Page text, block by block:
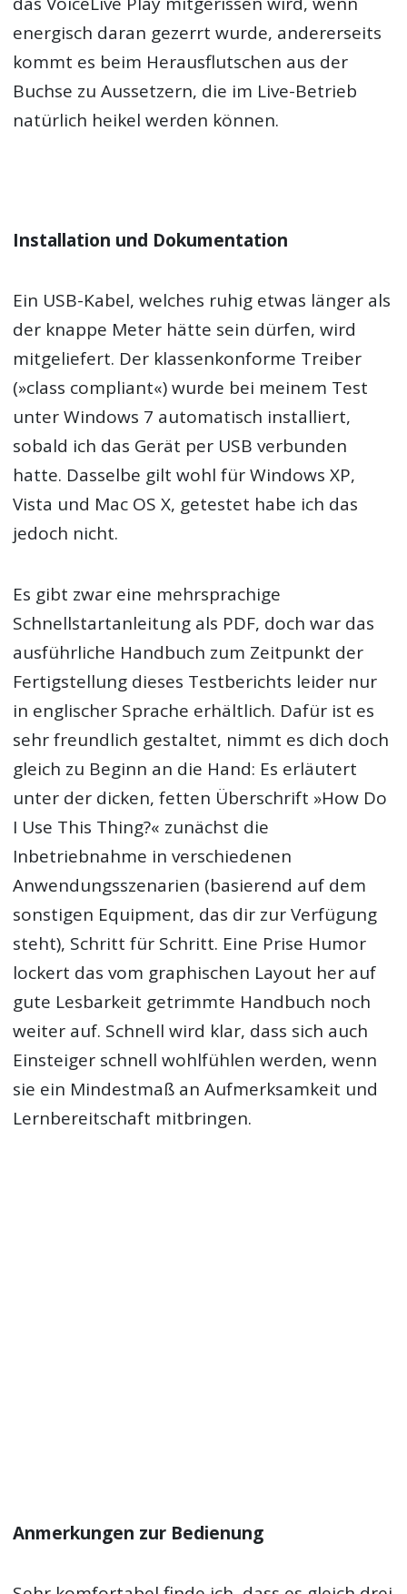
energisch daran gezerrt wurde, andererseits
kommt es beim Herausflutschen aus der
Buchse zu Aussetzern, die im Live-Betrieb
natürlich heikel werden können.
Installation und Dokumentation
Ein USB-Kabel, welches ruhig etwas länger als
der knappe Meter hätte sein dürfen, wird
mitgeliefert. Der klassenkonforme Treiber
(»class compliant«) wurde bei meinem Test
unter Windows 7 automatisch installiert,
sobald ich das Gerät per USB verbunden
hatte. Dasselbe gilt wohl für Windows XP,
Vista und Mac OS X, getestet habe ich das
jedoch nicht.
Es gibt zwar eine mehrsprachige
Schnellstartanleitung als PDF, doch war das
ausführliche Handbuch zum Zeitpunkt der
Fertigstellung dieses Testberichts leider nur
in englischer Sprache erhältlich. Dafür ist es
sehr freundlich gestaltet, nimmt es dich doch
gleich zu Beginn an die Hand: Es erläutert
unter der dicken, fetten Überschrift »How Do
I Use This Thing?« zunächst die
Inbetriebnahme in verschiedenen
Anwendungsszenarien (basierend auf dem
sonstigen Equipment, das dir zur Verfügung
steht), Schritt für Schritt. Eine Prise Humor
lockert das vom graphischen Layout her auf
gute Lesbarkeit getrimmte Handbuch noch
weiter auf. Schnell wird klar, dass sich auch
Einsteiger schnell wohlfühlen werden, wenn
sie ein Mindestmaß an Aufmerksamkeit und
Lernbereitschaft mitbringen.
Anmerkungen zur Bedienung